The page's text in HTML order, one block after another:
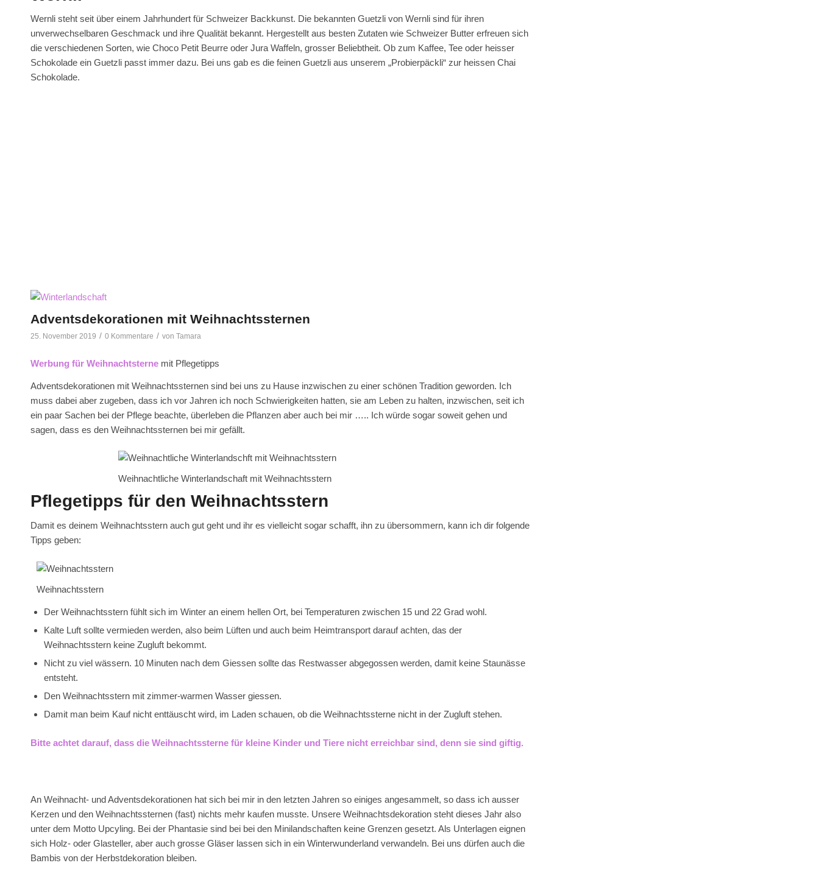
Wernli steht seit über einem Jahrhundert für Schweizer Backkunst. Die bekannten Guetzli von Wernli sind für ihren
unverwechselbaren Geschmack und ihre Qualität bekannt. Hergestellt aus besten Zutaten wie Schweizer Butter erfreuen sich
die verschiedenen Sorten, wie Choco Petit Beurre oder Jura Waffeln, grosser Beliebtheit. Ob zum Kaffee, Tee oder heisser
Schokolade ein Guetzli passt immer dazu. Bei uns gab es die feinen Guetzli aus unserem „Probierpäckli“ zur heissen Chai
Schokolade.
Adventsdekorationen mit Weihnachtssternen
25. November 2019 / 0 Kommentare / von Tamara
Werbung für Weihnachtsterne mit Pflegetipps
Adventsdekorationen mit Weihnachtssternen sind bei uns zu Hause inzwischen zu einer schönen Tradition geworden. Ich
muss dabei aber zugeben, dass ich vor Jahren ich noch Schwierigkeiten hatten, sie am Leben zu halten, inzwischen, seit ich
ein paar Sachen bei der Pflege beachte, überleben die Pflanzen aber auch bei mir ….. Ich würde sogar soweit gehen und
sagen, dass es den Weihnachtssternen bei mir gefällt.
Weihnachtliche Winterlandschaft mit Weihnachtsstern
Pflegetipps für den Weihnachtsstern
Damit es deinem Weihnachtsstern auch gut geht und ihr es vielleicht sogar schafft, ihn zu übersommern, kann ich dir folgende
Tipps geben:
Weihnachtsstern
Der Weihnachtsstern fühlt sich im Winter an einem hellen Ort, bei Temperaturen zwischen 15 und 22 Grad wohl.
Kalte Luft sollte vermieden werden, also beim Lüften und auch beim Heimtransport darauf achten, das der
Weihnachtsstern keine Zugluft bekommt.
Nicht zu viel wässern. 10 Minuten nach dem Giessen sollte das Restwasser abgegossen werden, damit keine Staunässe
entsteht.
Den Weihnachtsstern mit zimmer-warmen Wasser giessen.
Damit man beim Kauf nicht enttäuscht wird, im Laden schauen, ob die Weihnachtssterne nicht in der Zugluft stehen.
Bitte achtet darauf, dass die Weihnachtssterne für kleine Kinder und Tiere nicht erreichbar sind, denn sie sind giftig.
An Weihnacht- und Adventsdekorationen hat sich bei mir in den letzten Jahren so einiges angesammelt, so dass ich ausser
Kerzen und den Weihnachtssternen (fast) nichts mehr kaufen musste. Unsere Weihnachtsdekoration steht dieses Jahr also
unter dem Motto Upcyling. Bei der Phantasie sind bei bei den Minilandschaften keine Grenzen gesetzt. Als Unterlagen eignen
sich Holz- oder Glasteller, aber auch grosse Gläser lassen sich in ein Winterwunderland verwandeln. Bei uns dürfen auch die
Bambis von der Herbstdekoration bleiben.